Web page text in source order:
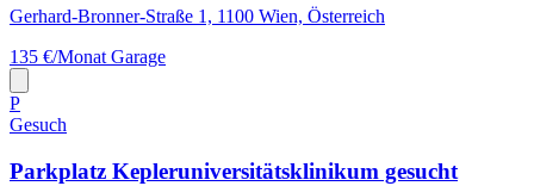
Gerhard-Bronner-Straße 1, 1100 Wien, Österreich
135 €/Monat Garage
P
Gesuch
Parkplatz Kepleruniversitätsklinikum gesucht